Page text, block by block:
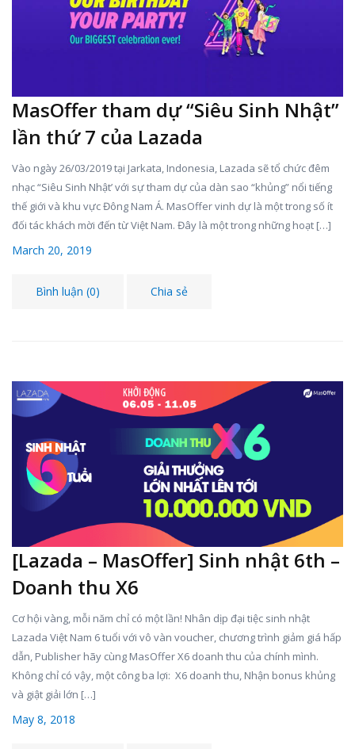
MasOffer tham dự “Siêu Sinh Nhật”
lần thứ 7 của Lazada
Vào ngày 26/03/2019 tại Jarkata, Indonesia, Lazada sẽ tổ chức đêm
nhạc “Siêu Sinh Nhật’ với sự tham dự của dàn sao “khủng” nổi tiếng
thế giới và khu vực Đông Nam Á. MasOffer vinh dự là một trong số ít
đối tác khách mời đến từ Việt Nam. Đây là một trong những hoạt […]
March 20, 2019
Bình luận (0) Chia sẻ
[Lazada – MasOffer] Sinh nhật 6th –
Doanh thu X6
Cơ hội vàng, mỗi năm chỉ có một lần! Nhân dịp đại tiệc sinh nhật
Lazada Việt Nam 6 tuổi với vô vàn voucher, chương trình giảm giá hấp
dẫn, Publisher hãy cùng MasOffer X6 doanh thu của chính mình.
Không chỉ có vậy, một công ba lợi: X6 doanh thu, Nhận bonus khủng
và giật giải lớn […]
May 8, 2018